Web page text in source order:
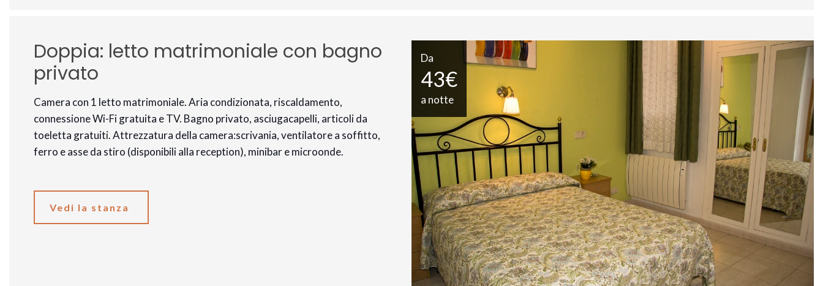
Doppia: letto matrimoniale con bagno
privato
Da
43€
a notte
Camera con 1 letto matrimoniale. Aria condizionata, riscaldamento,
connessione Wi-Fi gratuita e TV. Bagno privato, asciugacapelli, articoli da
toeletta gratuiti. Attrezzatura della camera:scrivania, ventilatore a soffitto,
ferro e asse da stiro (disponibili alla reception), minibar e microonde.
Vedi la stanza